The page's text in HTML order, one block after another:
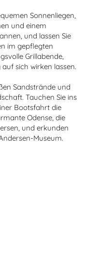
Sonnenliegen,
und einem
und lassen Sie
im gepflegten
Grillabende,
sich wirken lassen.
Sandstrände und
Tauchen Sie ins
Bootsfahrt die
Odense, die
und erkunden
Museum.